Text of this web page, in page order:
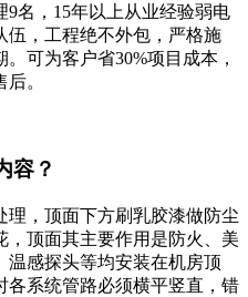
9名，15年以上从业经验弱电
伍，工程绝不外包，严格施
可为客户省30%项目成本，
。
容？
，顶面下方刷乳胶漆做防尘
顶面其主要作用是防火、美
温感探头等均安装在机房顶
各系统管路必须横平竖直，错